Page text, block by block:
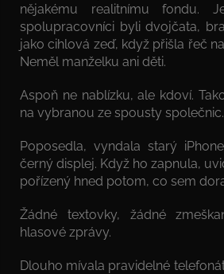
nějakému realitnímu fondu.
spolupracovníci byli dvojčata,
jako cihlová zeď, když přišla řeč
Neměl manželku ani děti.
Aspoň ne nablízku, ale kdoví.
na vybranou ze spousty společnic.
Poposedla, vyndala starý
černý displej. Když ho zapnula,
pořízený hned potom, co sem
Žádné textovky, žádné
hlasové zprávy.
Dlouho mívala pravidelné